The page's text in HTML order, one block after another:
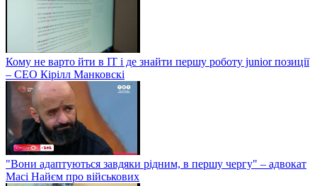
Кому не варто йти в IT і де знайти першу роботу junior позиції
– СЕО Кірілл Манковскі
"Вони адаптуються завдяки рідним, в першу чергу" – адвокат
Масі Найєм про військових